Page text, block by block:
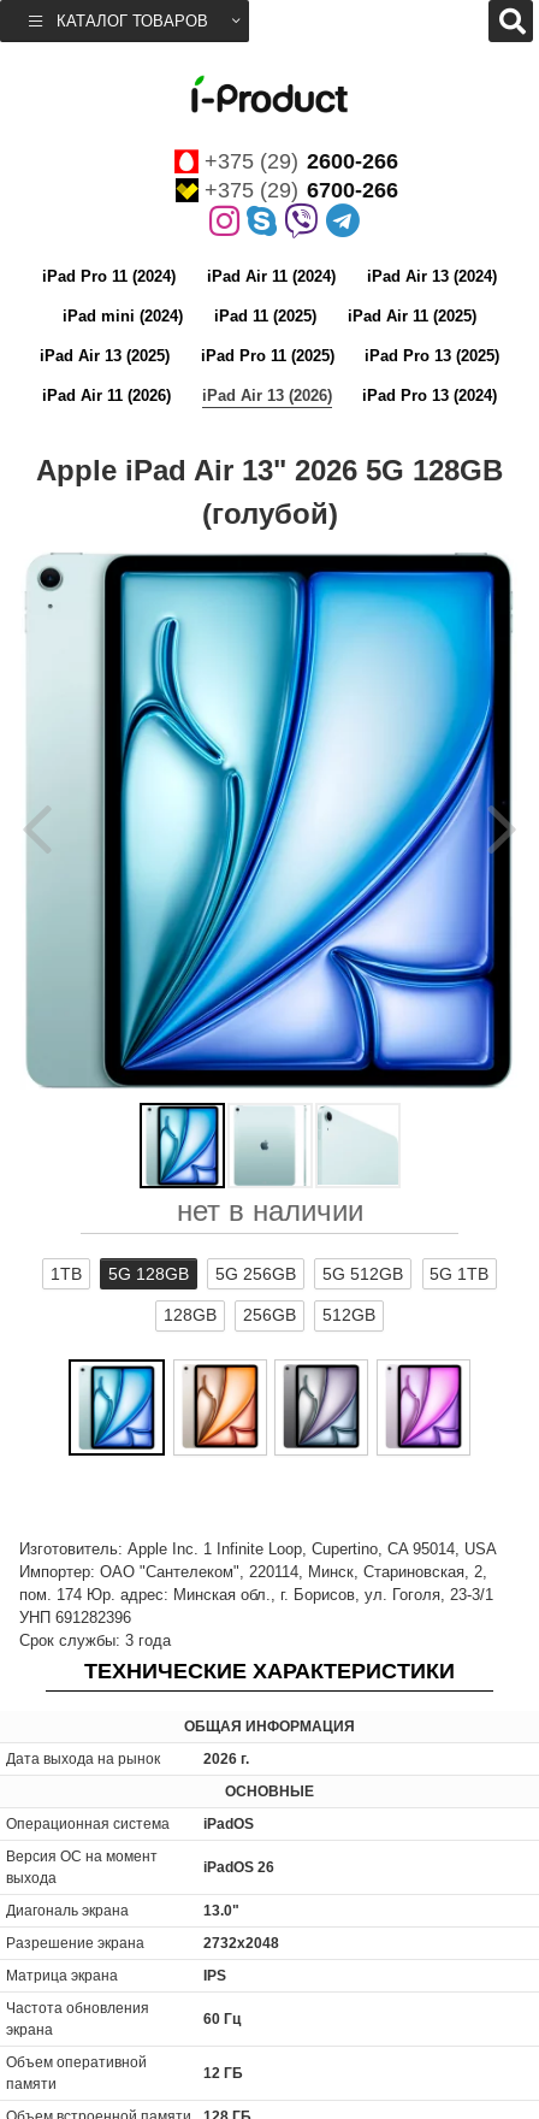
КАТАЛОГ ТОВАРОВ
+375 (29) 2600-266
+375 (29) 6700-266
iPad Pro 11 (2024) iPad Air 11 (2024) iPad Air 13 (2024)
iPad mini (2024) iPad 11 (2025) iPad Air 11 (2025)
iPad Air 13 (2025) iPad Pro 11 (2025) iPad Pro 13 (2025)
iPad Air 11 (2026) iPad Air 13 (2026) iPad Pro 13 (2024)
Apple iPad Air 13" 2026 5G 128GB
(голубой)
нет в наличии
1TB 5G 128GB 5G 256GB 5G 512GB 5G 1TB
128GB 256GB 512GB
Изготовитель: Apple Inc. 1 Infinite Loop, Cupertino, CA 95014, USA
Импортер: ОАО "Сантелеком", 220114, Минск, Стариновская, 2,
пом. 174 Юр. адрес: Минская обл., г. Борисов, ул. Гоголя, 23-3/1
УНП 691282396
Срок службы: 3 года
ТЕХНИЧЕСКИЕ ХАРАКТЕРИСТИКИ
ОБЩАЯ ИНФОРМАЦИЯ
Дата выхода на рынок
2026 г.
ОСНОВНЫЕ
Операционная система
iPadOS
Версия ОС на момент
выхода
iPadOS 26
Диагональ экрана
13.0"
Разрешение экрана
2732x2048
Матрица экрана
IPS
Частота обновления
экрана
60 Гц
Объем оперативной
памяти
12 ГБ